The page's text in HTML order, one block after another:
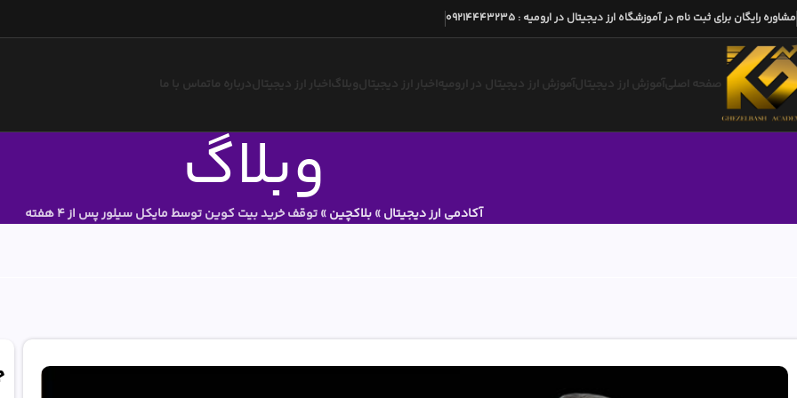
مشاوره رایگان برای ثبت نام در آموزشگاه ارز دیجیتال در ارومیه :
09214443235
صفحه اصلیآموزش ارز دیجیتالآموزش ارز دیجیتال در ارومیه اخبار ارز دیجیتالوبلاگ اخبار ارز دیجیتالدرباره ماتماس با ما
وبلاگ آکادمی ارز دیجیتال»بلاکچین»توقف خرید بیت کوین توسط مایکل سیلور پس از 4 هفته